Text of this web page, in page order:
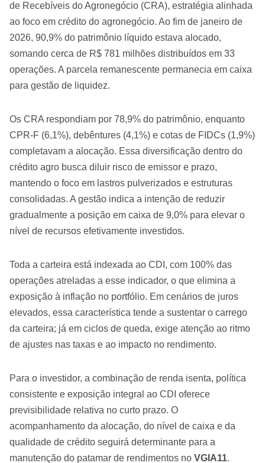
de Recebíveis do Agronegócio (CRA), estratégia alinhada
ao foco em crédito do agronegócio. Ao fim de janeiro de
2026, 90,9% do patrimônio líquido estava alocado,
somando cerca de R$ 781 milhões distribuídos em 33
operações. A parcela remanescente permanecia em caixa
para gestão de liquidez.
Os CRA respondiam por 78,9% do patrimônio, enquanto
CPR-F (6,1%), debêntures (4,1%) e cotas de FIDCs (1,9%)
completavam a alocação. Essa diversificação dentro do
crédito agro busca diluir risco de emissor e prazo,
mantendo o foco em lastros pulverizados e estruturas
consolidadas. A gestão indica a intenção de reduzir
gradualmente a posição em caixa de 9,0% para elevar o
nível de recursos efetivamente investidos.
Toda a carteira está indexada ao CDI, com 100% das
operações atreladas a esse indicador, o que elimina a
exposição à inflação no portfólio. Em cenários de juros
elevados, essa característica tende a sustentar o carrego
da carteira; já em ciclos de queda, exige atenção ao ritmo
de ajustes nas taxas e ao impacto no rendimento.
Para o investidor, a combinação de renda isenta, política
consistente e exposição integral ao CDI oferece
previsibilidade relativa no curto prazo. O
acompanhamento da alocação, do nível de caixa e da
qualidade de crédito seguirá determinante para a
manutenção do patamar de rendimentos no VGIA11.